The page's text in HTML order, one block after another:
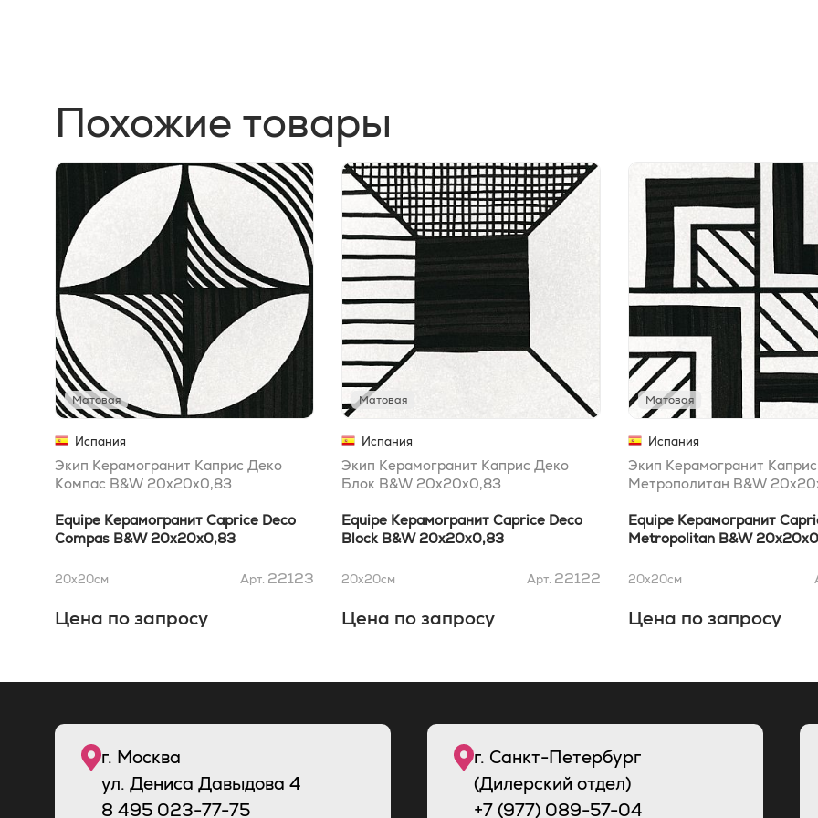
Похожие товары
Матовая
Испания
Экип Керамогранит Каприс Деко
Компас B&W 20x20x0,83
Equipe Керамогранит Caprice Deco
Compas B&W 20x20x0,83
20x20см Арт. 22123
Цена по запросу
Матовая
Испания
Экип Керамогранит Каприс Деко
Блок B&W 20x20x0,83
Equipe Керамогранит Caprice Deco
Block B&W 20x20x0,83
20x20см Арт. 22122
Цена по запросу
Матовая
Испания
Экип Керамогранит Каприс
Метрополитан B&W
Equipe Керамогранит
Metropolitan B&W
20x20см
Цена по запросу
г. Москва
ул. Дениса Давыдова 4
8 495 023-77-75
г. Санкт-Петербург
(Дилерский отдел)
+7 (977) 089-57-04